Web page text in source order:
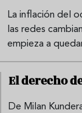
La inflación del
las redes
empieza a
El derecho
De Milan